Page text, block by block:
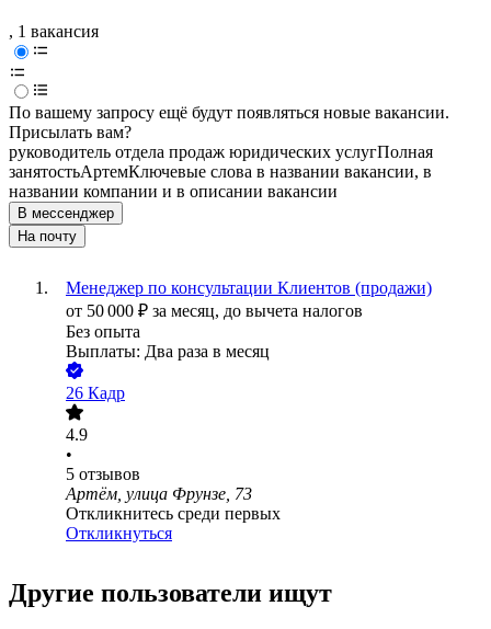
, 1 вакансия
По вашему запросу ещё будут появляться новые вакансии.
Присылать вам?
руководитель отдела продаж юридических услугПолная
занятостьАртемКлючевые слова в названии вакансии, в
названии компании и в описании вакансии
В мессенджер
На почту
Менеджер по консультации Клиентов (продажи)
от 50 000 ₽ за месяц, до вычета налогов
Без опыта
Выплаты: Два раза в месяц
26 Кадр
4.9
•
5 отзывов
Артём, улица Фрунзе, 73
Откликнитесь среди первых
Откликнуться
Другие пользователи ищут